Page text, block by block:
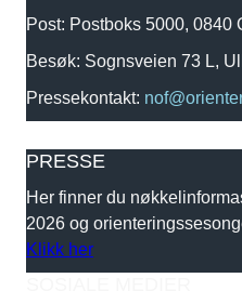
Post: Postboks 5000, 0840
Besøk: Sognsveien 73 L,
Pressekontakt:
PRESSE
Her finner du
2026 og
Klikk her